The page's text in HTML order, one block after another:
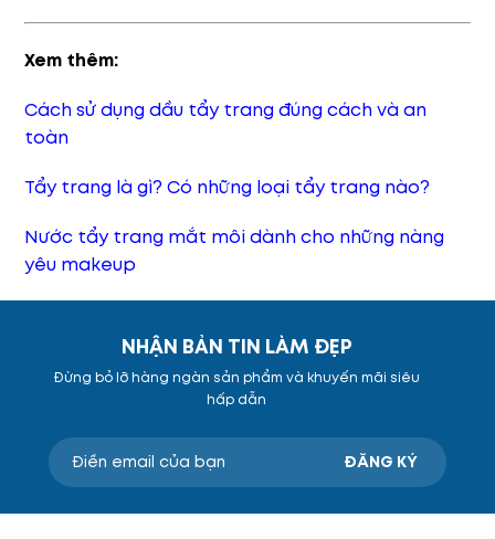
Xem thêm:
Cách sử dụng dầu tẩy trang đúng cách và an
toàn
Tẩy trang là gì? Có những loại tẩy trang nào?
Nước tẩy trang mắt môi dành cho những nàng
yêu makeup
NHẬN BẢN TIN LÀM ĐẸP
Đừng bỏ lỡ hàng ngàn sản phẩm và khuyến mãi siêu
hấp dẫn
ĐĂNG KÝ